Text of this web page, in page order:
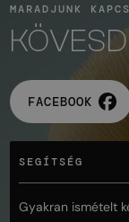
MARADJUNK
FACEBOOK
SEGÍTSÉG
Gyakran ismételt